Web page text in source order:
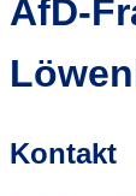
AfD-
Kontakt